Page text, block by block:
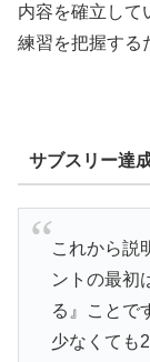
内容を確立して
練習を把握する
サブスリー達
これから説
ントの最初
る』ことで
少なくても